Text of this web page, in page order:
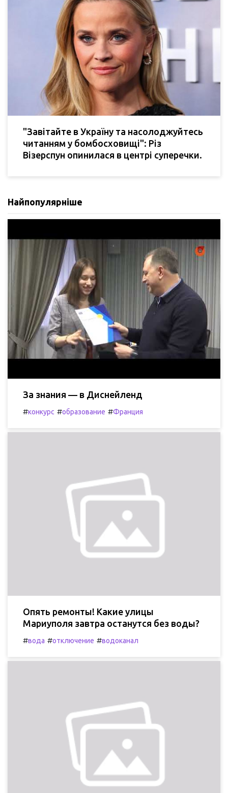
"Завітайте в Україну та насолоджуйтесь
читанням у бомбосховищі": Різ
Візерспун опинилася в центрі суперечки.
Найпопулярніше
За знания — в Диснейленд
#конкурс #образование #Франция
Опять ремонты! Какие улицы
Мариуполя завтра останутся без воды?
#вода #отключение #водоканал